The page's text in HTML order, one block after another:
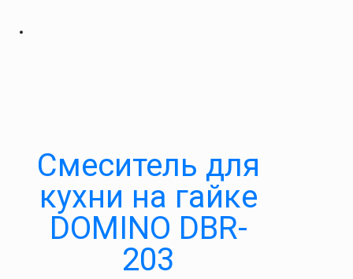
Cмеситель для
кухни на гайке
DOMINO DBR-
203